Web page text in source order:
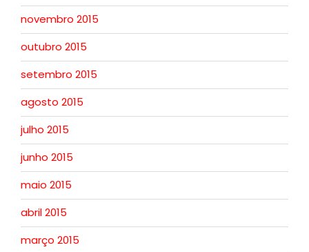
novembro 2015
outubro 2015
setembro 2015
agosto 2015
julho 2015
junho 2015
maio 2015
abril 2015
março 2015